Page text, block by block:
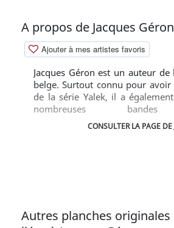
A propos de Jacques Géron
Ajouter à mes artistes favoris
Jacques Géron est un auteur de
belge. Surtout connu pour avoir
de la série Yalek, il a
nombreuses bandes
pornographiques. Il a
pseudonymes Barney, Jack-
à Christian Denayer sur la série
CONSULTER LA PAGE
Autres planches